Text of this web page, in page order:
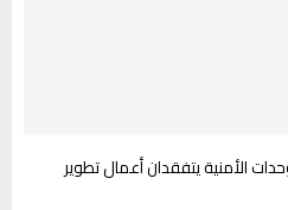
الأمنية يتفقدان أعمال تطوير